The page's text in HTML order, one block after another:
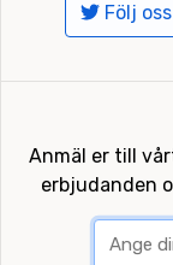
Följ oss
Anmäl er till
erbjudanden